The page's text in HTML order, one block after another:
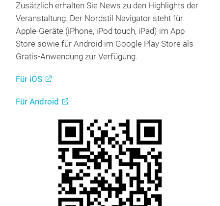
Zusätzlich erhalten Sie News zu den Highlights der
Veranstaltung. Der Nordstil Navigator steht für
Apple-Geräte (iPhone, iPod touch, iPad) im App
Store sowie für Android im Google Play Store als
Gratis-Anwendung zur Verfügung.
Für iOS
Für Android